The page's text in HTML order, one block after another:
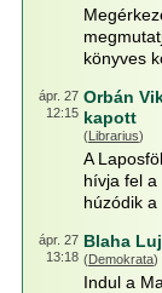
könyves
ápr. 27
12:15
Orbán
kapott
(Librarius)
A
hívja fel
húzódik a
ápr. 27
13:18
Blaha
(Demokrata)
Indul a